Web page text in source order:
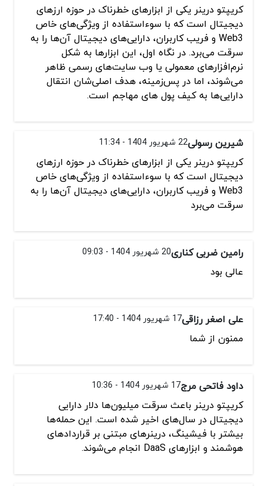
کریپتو درینر یکی از ابزارهای خطرناک در حوزه ارزهای
دیجیتال است که با سوء‌استفاده از ویژگی‌های خاص
Web3 و فریب کاربران، دارایی‌های دیجیتال آن‌ها را به
سرقت می‌برد. در نگاه اول، این ابزارها به شکل
نرم‌افزارهای معمولی یا وب‌ سایت‌های رسمی ظاهر
می‌شوند، اما در پس‌زمینه، هدف اصلی‌شان انتقال
دارایی‌ها به کیف پول های مهاجم است.
شیرین رسولی22 شهریور 1404 - 11:34
کریپتو درینر یکی از ابزارهای خطرناک در حوزه ارزهای
دیجیتال است که با سوء‌استفاده از ویژگی‌های خاص
Web3 و فریب کاربران، دارایی‌های دیجیتال آن‌ها را به
سرقت می‌برد
رامین ضربی کناری20 شهریور 1404 - 09:03
عالی بود
علی اصغر رزاقی17 شهریور 1404 - 17:40
ممنون از شما
داود فاتحی مرج17 شهریور 1404 - 10:36
کریپتو درینر باعث سرقت میلیون‌ها دلار دارایی
دیجیتال در سال‌های اخیر شده است. این حمله‌ها
بیشتر با فیشینگ، درینرهای مبتنی بر قراردادهای
هوشمند و ابزارهای DaaS انجام می‌شوند.